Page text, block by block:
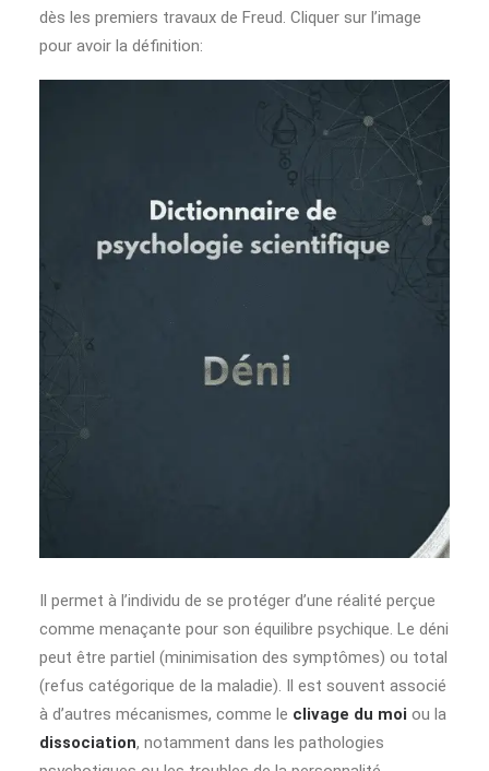
dès les premiers travaux de Freud. Cliquer sur l’image
pour avoir la définition:
Il permet à l’individu de se protéger d’une réalité perçue
comme menaçante pour son équilibre psychique. Le déni
peut être partiel (minimisation des symptômes) ou total
(refus catégorique de la maladie). Il est souvent associé
à d’autres mécanismes, comme le clivage du moi ou la
dissociation, notamment dans les pathologies